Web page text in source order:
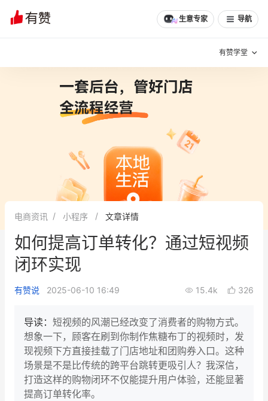
生意专家 导航
有赞学堂
增长方法
有赞专家说
新零售最佳实践
面对面聊增长
新零售大会
增长产品指南
智库 产品场景库
产品更新动态
电商资讯 小程序 文章详情
如何提高订单转化？通过短视频
闭环实现
有赞说 2025-06-10 16:49 15.4k 326
导读： 短视频的风潮已经改变了消费者的购物方式。
想象一下，顾客在刷到你制作焦糖布丁的视频时，发
现视频下方直接挂载了门店地址和团购券入口。这种
场景是不是比传统的跨平台跳转更吸引人？我深信，
打造这样的购物闭环不仅能提升用户体验，还能显著
提高订单转化率。